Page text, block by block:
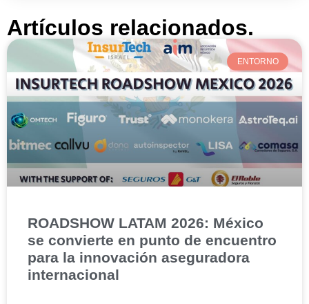
Artículos relacionados.
ENTORNO
ROADSHOW LATAM 2026: México
se convierte en punto de encuentro
para la innovación aseguradora
internacional